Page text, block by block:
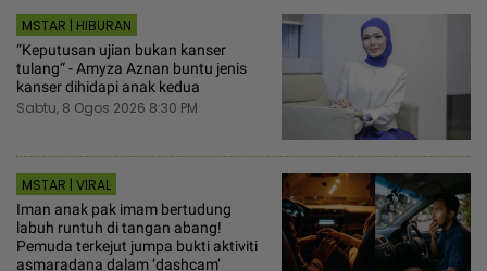
MSTAR | HIBURAN
“Keputusan ujian bukan kanser
tulang“ - Amyza Aznan buntu jenis
kanser dihidapi anak kedua
Sabtu, 8 Ogos 2026 8:30 PM
MSTAR | VIRAL
Iman anak pak imam bertudung
labuh runtuh di tangan abang!
Pemuda terkejut jumpa bukti aktiviti
asmaradana dalam ‘dashcam’